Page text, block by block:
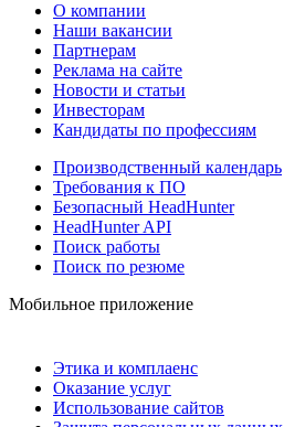
О компании
Наши вакансии
Партнерам
Реклама на сайте
Новости и статьи
Инвесторам
Кандидаты по профессиям
Производственный календарь
Требования к ПО
Безопасный HeadHunter
HeadHunter API
Поиск работы
Поиск по резюме
Мобильное приложение
Этика и комплаенс
Оказание услуг
Использование сайтов